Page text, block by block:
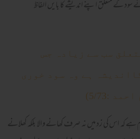
سود کے متعلق اپنے اندیشے کا بایں الفاظ
سب سے زیادہ جس
ہے وہ سود خوری
:5/73)
کہ اس کی زد میں نہ صرف کھانے والا بلکہ کھلانے